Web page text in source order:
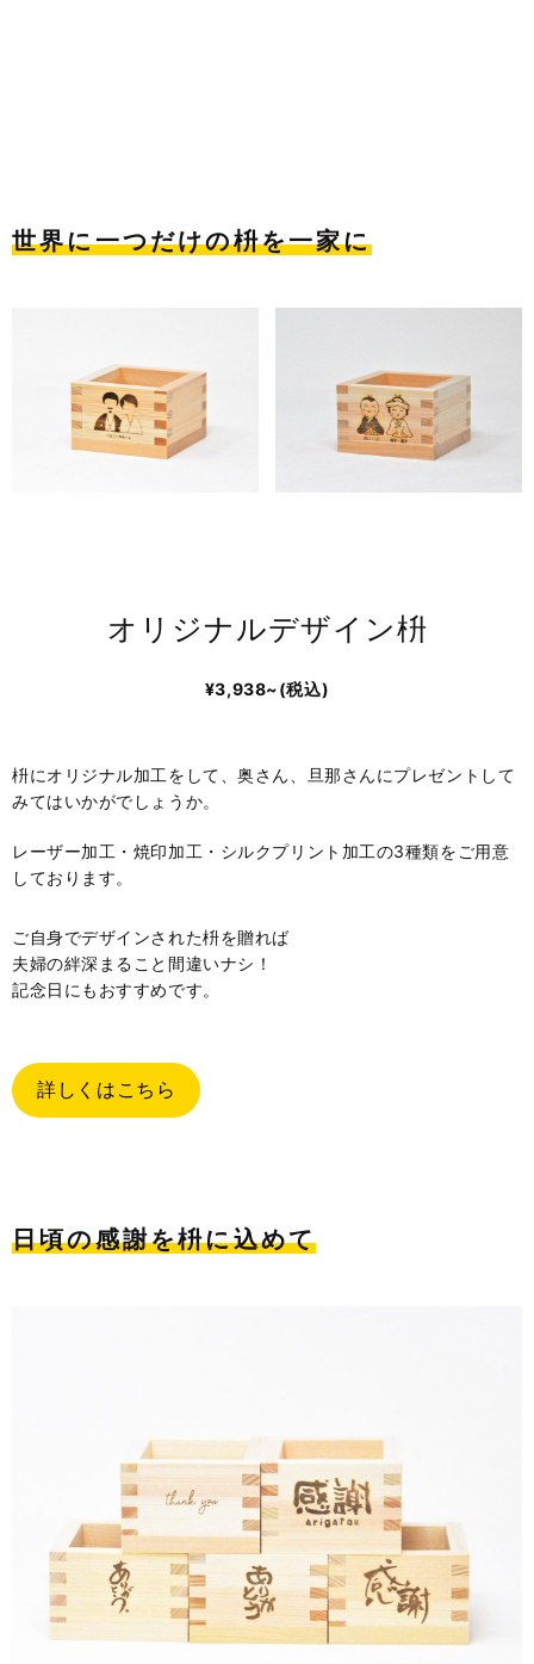
世界に一つだけの枡を一家に
オリジナルデザイン枡
¥3,938~(税込)
枡にオリジナル加工をして、奥さん、旦那さんにプレゼントして
みてはいかがでしょうか。
レーザー加工・焼印加工・シルクプリント加工の3種類をご用意
しております。
ご自身でデザインされた枡を贈れば
夫婦の絆深まること間違いナシ！
記念日にもおすすめです。
詳しくはこちら
日頃の感謝を枡に込めて